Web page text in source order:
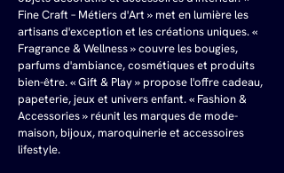
Fine Craft – Métiers d'Art » met en lumière les
artisans d'exception et les créations uniques. «
Fragrance & Wellness » couvre les bougies,
parfums d'ambiance, cosmétiques et produits
bien-être. « Gift & Play » propose l'offre cadeau,
papeterie, jeux et univers enfant. « Fashion &
Accessories » réunit les marques de mode-
maison, bijoux, maroquinerie et accessoires
lifestyle.